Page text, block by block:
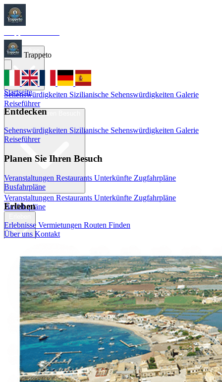
Startseite
Sehenswürdigkeiten Sizilianische Sehenswürdigkeiten Galerie
Reiseführer
Veranstaltungen Restaurants Unterkünfte Zugfahrpläne
Busfahrpläne
Über unsKontakt
Italiano English Français Deutsch Español
Menu
Trappeto
Startseite
Entdecken
Sehenswürdigkeiten Sizilianische Sehenswürdigkeiten Galerie
Reiseführer
Planen Sie Ihren Besuch
Veranstaltungen Restaurants Unterkünfte Zugfahrpläne
Busfahrpläne
Erleben
Erlebnisse Vermietungen Routen Finden
Über uns Kontakt